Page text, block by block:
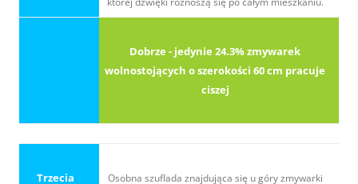
Dobrze - jedynie 24.3% zmywarek
wolnostojących o szerokości 60 cm pracuje
ciszej
Trzecia
Osobna szuflada znajdująca się u góry zmywarki